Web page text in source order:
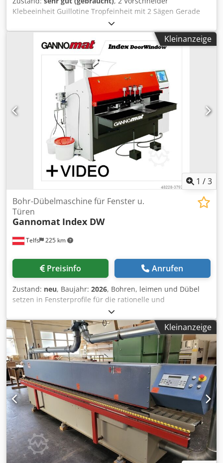
Klebeeinheit Guillotine Tropfeinheit mit 2 Sägen Gerade
Fräser Csdjulh Nuspfx Anksha Abrundungsfräser
Kleinanzeige
1 /3
Telfs 225 km
Bohr-Dübelmaschine für Fenster u.
Türen
Gannomat Index DW
Preisinfo Anrufen
Zustand: neu, Baujahr: 2026, Bohren, leimen und Dübel
setzen in Fensterprofile für die rationelle und
professionelle Herstellung von Fensterverbindungen mit
Dübeltechnik. Kurzvorstellung: • Universelle CNC
gesteuerte Bohr- und Dübeleintreibmaschine für Fenster -
und Türelemente • Leimschussüberwachung über GIC •
Geschlossenes Leimsystem • Optionale, zusätzliche
horizontale Bohrspindeln Csdpedx R A Uefx Anksha •
Entlastet CNC Bearbeitungszentren
Kleinanzeige